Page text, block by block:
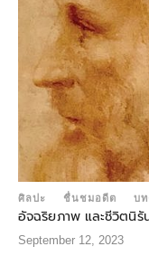
ศิลปะ ชื่นชมอดีต บ
อัจฉริยภาพ และชีวิตนิรั
September 12, 2023